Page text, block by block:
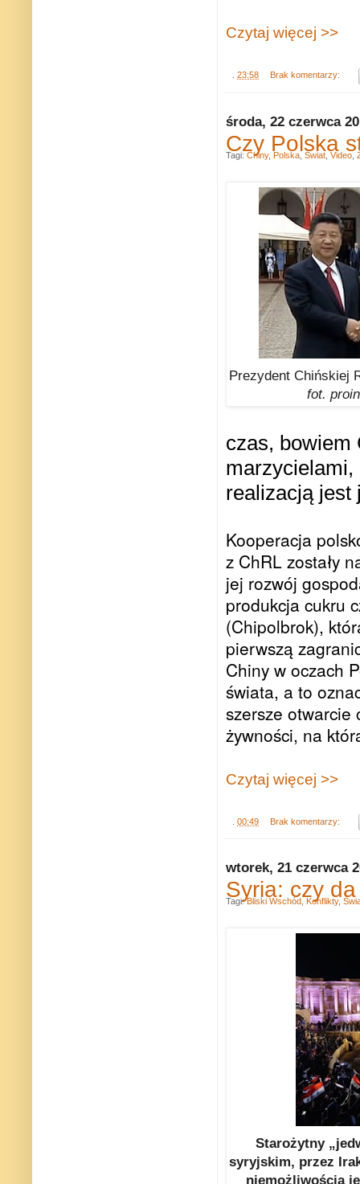
Czytaj więcej >>
23:58 Brak komentarzy:
środa, 22 czerwca
Czy Polska
Prezydent Chińskiej
fot.
czas, bowiem
marzycielami,
realizacją jest
Kooperacja
z ChRL zostały
jej rozwój
produkcja cukru
(Chipolbrok),
pierwszą
Chiny w oczach
świata, a to
szersze otwarcie
żywności, na
Czytaj więcej >>
00:49 Brak komentarzy:
Tagi: Chiny, Polska Świat Video
wtorek, 21 czerwca
Syria: czy
Starożytny
syryjskim, przez
niemożliwością
Tagi:Bliski Wschód Konflikty,